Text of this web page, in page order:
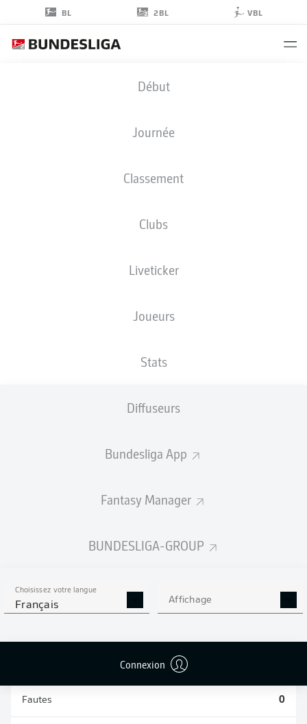
BL 2BL VBL
Début
Journée
Classement
Clubs
Liveticker
Joueurs
Stats
Diffuseurs
Bundesliga App
Fantasy Manager
BUNDESLIGA-GROUP
Choisissez votre langue
Français Affichage
Connexion
25.03.2002
STATS DE LA SAISON
Fautes 0